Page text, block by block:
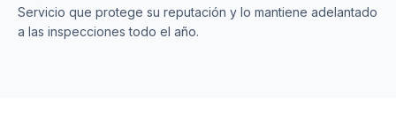
Servicio que protege su reputación y lo mantiene adelantado
a las inspecciones todo el año.